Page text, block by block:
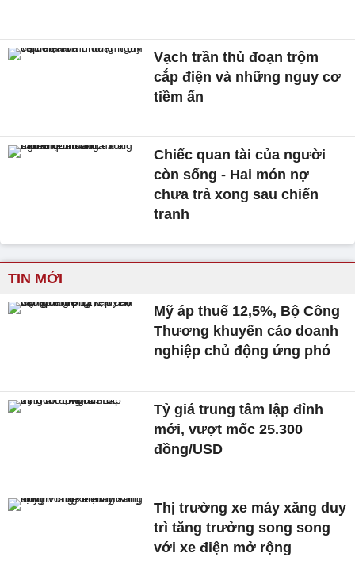
Vạch trần thủ đoạn trộm
cắp điện và những nguy cơ
tiềm ẩn
Chiếc quan tài của người
còn sống - Hai món nợ
chưa trả xong sau chiến
tranh
TIN MỚI
Mỹ áp thuế 12,5%, Bộ Công
Thương khuyến cáo doanh
nghiệp chủ động ứng phó
Tỷ giá trung tâm lập đỉnh
mới, vượt mốc 25.300
đồng/USD
Thị trường xe máy xăng duy
trì tăng trưởng song song
với xe điện mở rộng